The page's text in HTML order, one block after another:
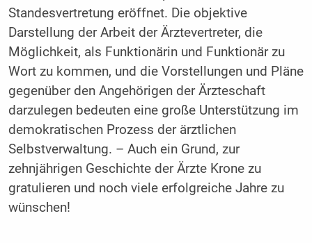
Standesvertretung eröffnet. Die objektive
Darstellung der Arbeit der Ärztevertreter, die
Möglichkeit, als Funktionärin und Funktionär zu
Wort zu kommen, und die Vorstellungen und Pläne
gegenüber den Angehörigen der Ärzteschaft
darzulegen bedeuten eine große Unterstützung im
demokratischen Prozess der ärztlichen
Selbstverwaltung. – Auch ein Grund, zur
zehnjährigen Geschichte der Ärzte Krone zu
gratulieren und noch viele erfolgreiche Jahre zu
wünschen!